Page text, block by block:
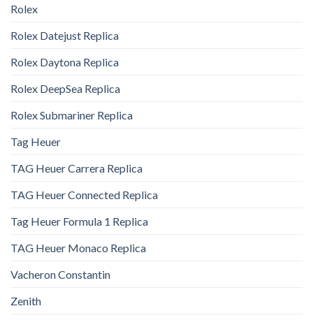
Rolex
Rolex Datejust Replica
Rolex Daytona Replica
Rolex DeepSea Replica
Rolex Submariner Replica
Tag Heuer
TAG Heuer Carrera Replica
TAG Heuer Connected Replica
Tag Heuer Formula 1 Replica
TAG Heuer Monaco Replica
Vacheron Constantin
Zenith